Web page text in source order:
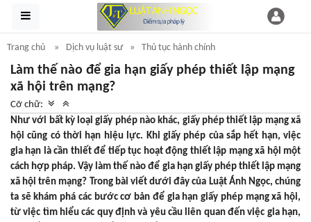
Trang chủ Dịch vụ luật sư Thủ tục hành chính
Làm thế nào để gia hạn giấy phép thiết lập mạng
xã hội trên mạng?
Cỡ chữ:
Như với bất kỳ loại giấy phép nào khác, giấy phép thiết lập mạng xã
hội cũng có thời hạn hiệu lực. Khi giấy phép của sắp hết hạn, việc
gia hạn là cần thiết để tiếp tục hoạt động thiết lập mạng xã hội một
cách hợp pháp. Vậy làm thế nào để gia hạn giấy phép thiết lập mạng
xã hội trên mạng? Trong bài viết dưới đây của Luật Ánh Ngọc, chúng
ta sẽ khám phá các bước cơ bản để gia hạn giấy phép mạng xã hội,
từ việc tìm hiểu các quy định và yêu cầu liên quan đến việc gia hạn,